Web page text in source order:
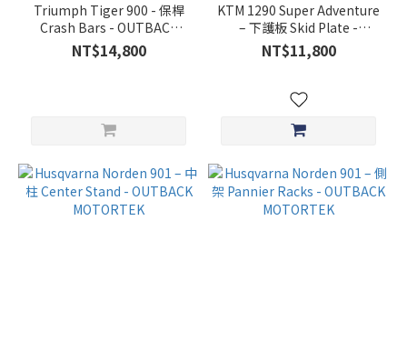
Triumph Tiger 900 - 保桿
Crash Bars - OUTBACK
MOTORTEK
NT$14,800
KTM 1290 Super Adventure
– 下護板 Skid Plate -
OUTBACK MOTORTEK
NT$11,800